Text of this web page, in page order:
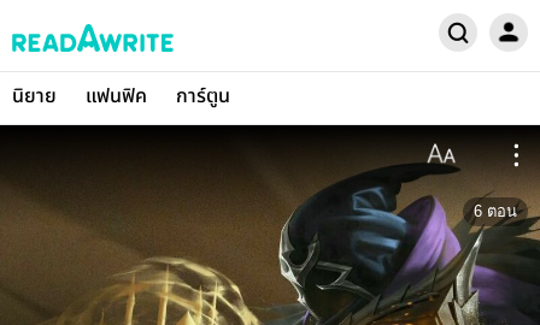
นิยาย แฟนฟิค การ์ตูน
6 ตอน